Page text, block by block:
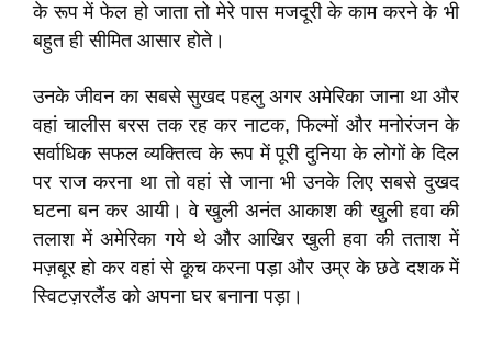
के रूप में फेल हो जाता तो मेरे पास मजदूरी के काम करने के भी
बहुत ही सीमित आसार होते।
उनके जीवन का सबसे सुखद पहलु अगर अमेरिका जाना था और
वहां चालीस बरस तक रह कर नाटक, फिल्मों और मनोरंजन के
सर्वाधिक सफल व्यक्तित्व के रूप में पूरी दुनिया के लोगों के दिल
पर राज करना था तो वहां से जाना भी उनके लिए सबसे दुखद
घटना बन कर आयी। वे खुली अनंत आकाश की खुली हवा की
तलाश में अमेरिका गये थे और आखिर खुली हवा की तताश में
मज़बूर हो कर वहां से कूच करना पड़ा और उम्र के छठे दशक में
स्विटज़रलैंड को अपना घर बनाना पड़ा।